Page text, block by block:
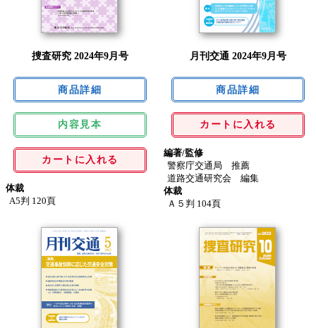
捜査研究 2024年9月号
内容見本
カートに入れる
体裁
A5判 120頁
月刊交通 2024年9月号
カートに入れる
編著/監修
警察庁交通局 推薦
道路交通研究会 編集
体裁
Ａ５判 104頁